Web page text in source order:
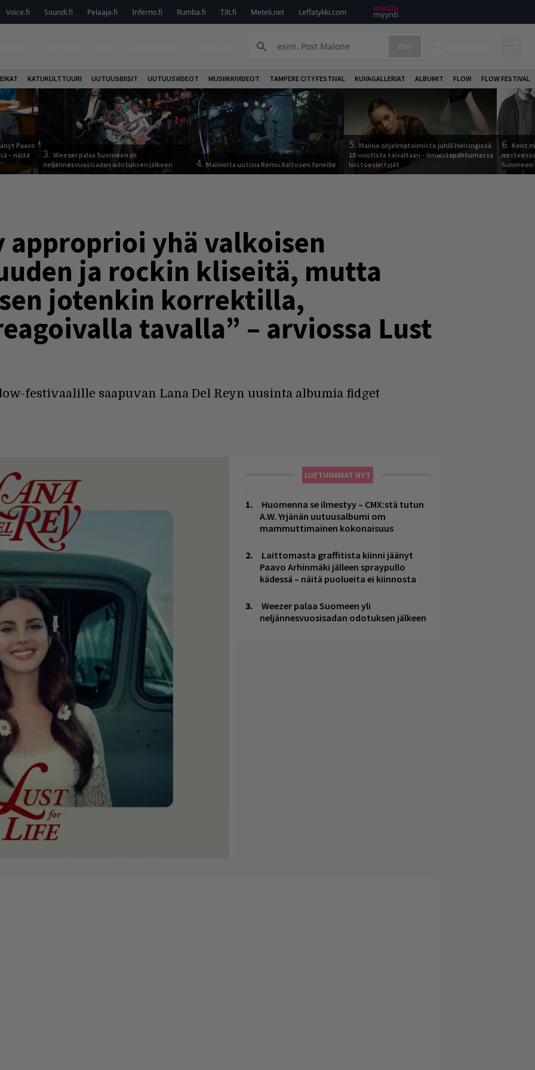
Voice.fi Soundi.fi Pelaaja.fi Inferno.fi Rumba.fi Tilt.fi Meteli.net Leffatykki.com
KATUKULTTUURI UUTUUSBIISIT UUTUUSVIDEOT MUSIIKKIVIDEOT TAMPERE CITY FESTIVAL KUVAGALLERIAT ALBUMIT FLOW FLOW FESTIVAL
Paavo
– näitä
3. Weezer palaa Suomeen yli
neljännesvuosisadan odotuksen jälkeen
4.Mainioita uutisia Remu Aaltosen faneille
5. Mainio ohjelmatoimisto juhlii Helsingissä
10-vuotista taivaltaan – ilmaistapahtumassa
loistoesiintyjät
6. Kent
Suomeen
approprioi yhä valkoisen
ja rockin kliseitä, mutta
jotenkin korrektilla,
tavalla” – arviossa Lust
festivaalille saapuvan Lana Del Reyn uusinta albumia fidget
LUETUIMMAT NYT
Huomenna se ilmestyy – CMX:stä tutun
A.W. Yrjänän uutuusalbumi om
mammuttimainen kokonaisuus
Laittomasta graffitista kiinni jäänyt
Paavo Arhinmäki jälleen spraypullo
kädessä – näitä puolueita ei kiinnosta
Weezer palaa Suomeen yli
neljännesvuosisadan odotuksen jälkeen